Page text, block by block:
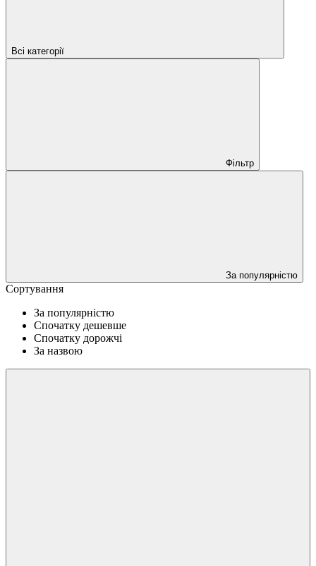
Всі категорії
Фільтр
За популярністю
Сортування
За популярністю
Спочатку дешевше
Спочатку дорожчі
За назвою